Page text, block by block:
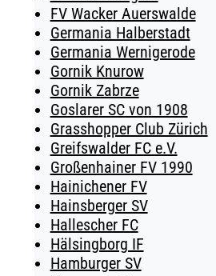
FV Wacker Auerswalde
Germania Halberstadt
Germania Wernigerode
Gornik Knurow
Gornik Zabrze
Goslarer SC von 1908
Grasshopper Club Zürich
Greifswalder FC e.V.
Großenhainer FV 1990
Hainichener FV
Hainsberger SV
Hallescher FC
Hälsingborg IF
Hamburger SV